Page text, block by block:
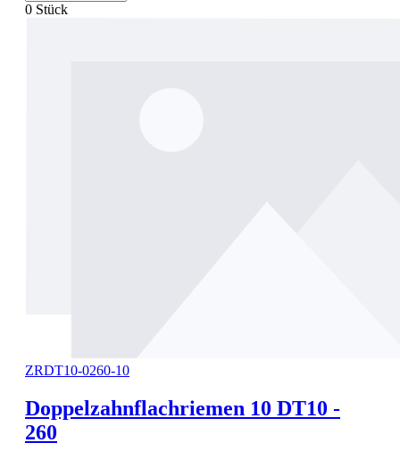
0 Stück
ZRDT10-0260-10
Doppelzahnflachriemen 10 DT10 -
260